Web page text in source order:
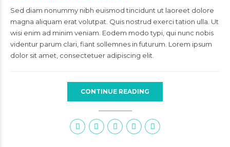
Sed diam nonummy nibh euismod tincidunt ut laoreet dolore
magna aliquam erat volutpat. Quis nostrud exerci tation ulla. Ut
wisi enim ad minim veniam. Eodem modo typi, qui nunc nobis
videntur parum clari, fiant sollemnes in futurum. Lorem ipsum
dolor sit amet, consectetuer adipiscing elit.
CONTINUE READING